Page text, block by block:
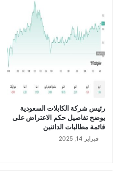
ي
ا
ل
ا
س
ر
و
ن
رئيس شركة الكابلات السعودية
يوضح تفاصيل حكم الاعتراض على
قائمة مطالبات الدائنين
فبراير 14, 2025